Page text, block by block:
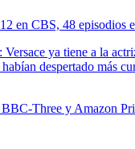
en CBS, 48 episodios
ya tiene a la
despertado más
Three y Amazon